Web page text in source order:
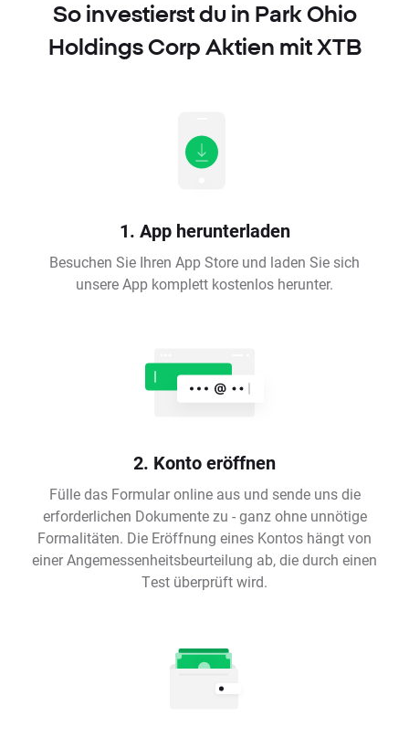
So investierst du in Park Ohio
Holdings Corp Aktien mit XTB
1. App herunterladen
Besuchen Sie Ihren App Store und laden Sie sich
unsere App komplett kostenlos herunter.
2. Konto eröffnen
Fülle das Formular online aus und sende uns die
erforderlichen Dokumente zu - ganz ohne unnötige
Formalitäten. Die Eröffnung eines Kontos hängt von
einer Angemessenheitsbeurteilung ab, die durch einen
Test überprüft wird.